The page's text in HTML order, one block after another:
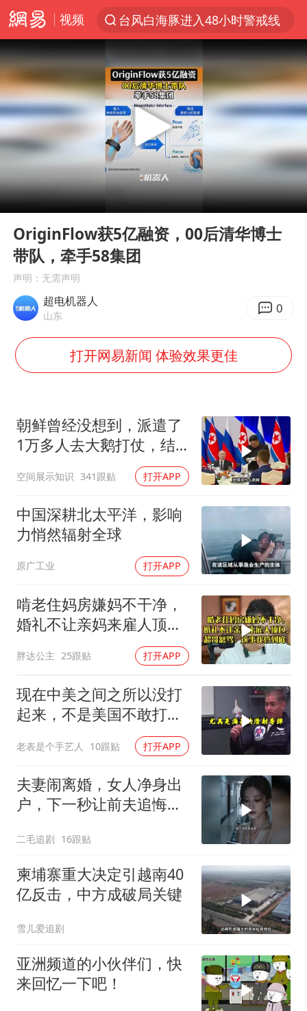
视频
台风白海豚进入48小时警戒线
以“新”破局 首发经济点亮城市消费活力
宇树科技发行价格150.80元/股
外交部发言人就广岛核爆81周年等答记者问
吉林一“温度计大楼”读数爆表
台风白海豚影响中国已成定局
我国编制完成新版全月地质图
中国五箭齐发反制美国
村民谈“梅姨”：叫的其实是“媒姨”
泰国一女公务员妆容引争议 本人回应
郑国霖回应去景区上班被保安拦下
首次证实！“胶球”存在
80后女柜员逆袭成4200亿银行副行长
多地要求领导干部带头休假
奋进开新局 实干挑大梁
Play
00:00 00:10
OriginFlow获5亿融资，00后清华博士
带队，牵手58集团
声明：无需声明
超电机器人
山东 0
打开网易新闻 体验效果更佳
朝鲜曾经没想到，派遣了
1万多人去大鹅打仗，结
空间展示知识 341跟贴 打开APP
中国深耕北太平洋，影响
力悄然辐射全球
原广工业 打开APP
啃老住妈房嫌妈不干净，
婚礼不让亲妈来雇人顶
胖达公主 25跟贴 打开APP
现在中美之间之所以没打
起来，不是美国不敢打或
老表是个手艺人 10跟贴 打开APP
夫妻闹离婚，女人净身出
户，下一秒让前夫追悔莫
二毛追剧 16跟贴
柬埔寨重大决定引越南40
亿反击，中方成破局关键
雪儿爱追剧
亚洲频道的小伙伴们，快
来回忆一下吧！